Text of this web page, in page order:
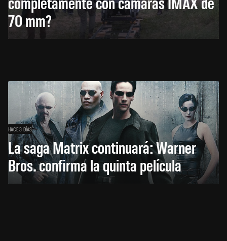
70 mm?
HACE 3 DÍAS
La saga Matrix continuará: Warner
Bros. confirma la quinta película